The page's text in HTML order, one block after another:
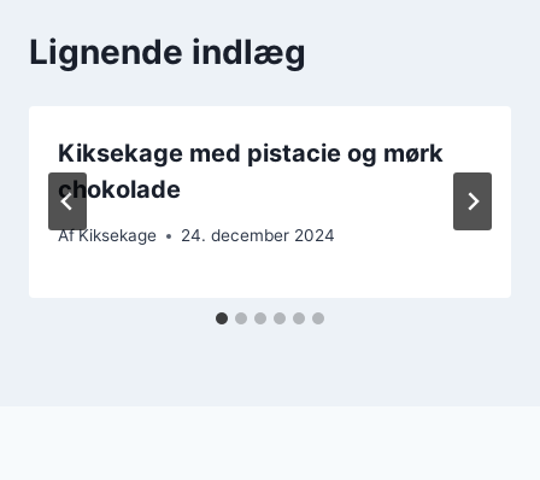
Lignende indlæg
Kiksekage med pistacie og mørk
chokolade
AfKiksekage 24. december 2024